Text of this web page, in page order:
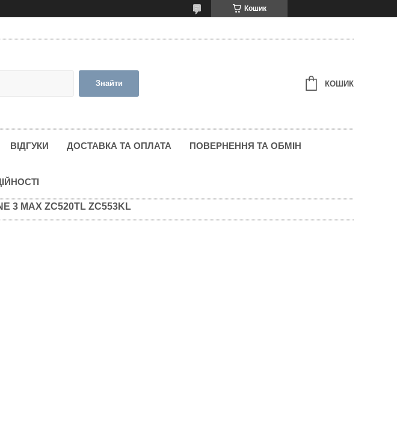
Кошик
Знайти КОШИК
ВІДГУКИ ДОСТАВКА ТА ОПЛАТА ПОВЕРНЕННЯ ТА ОБМІН
3 MAX ZC520TL ZC553KL